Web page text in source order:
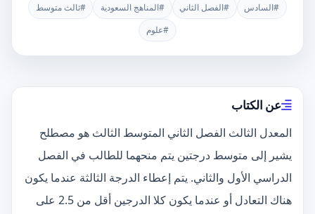
#السادس #الفصل الثاني #المناهج السعودية
#ثالث متوسط
#علوم
عن الكتاب
المعدل الثالث الفصل الثاني المتوسط الثالث هو مصطلح
يشير إلى متوسط درجتين يتم منحهما للطالب في الفصل
الدراسي الأول والثاني. يتم إعطاء الدرجة الثالثة عندما يكون
هناك التعادل أو عندما يكون كلا الدرجين أقل من 2.5 على